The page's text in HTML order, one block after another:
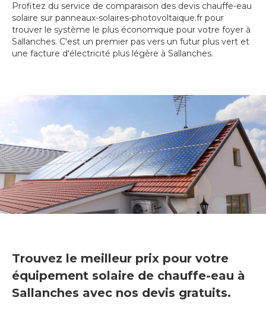
Profitez du service de comparaison des devis chauffe-eau
solaire sur panneaux-solaires-photovoltaique.fr pour
trouver le système le plus économique pour votre foyer à
Sallanches. C'est un premier pas vers un futur plus vert et
une facture d'électricité plus légère à Sallanches.
Trouvez le meilleur prix pour votre
équipement solaire de chauffe-eau à
Sallanches avec nos devis gratuits.